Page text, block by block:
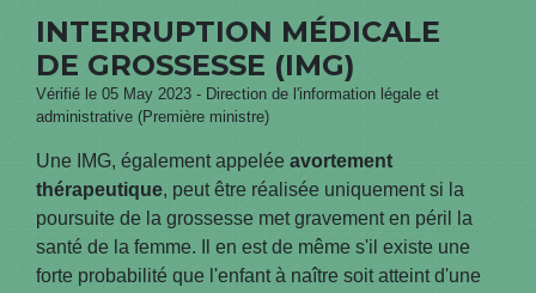
INTERRUPTION MÉDICALE
DE GROSSESSE (IMG)
Vérifié le 05 May 2023 - Direction de l'information légale et
administrative (Première ministre)
Une IMG, également appelée avortement
thérapeutique, peut être réalisée uniquement si la
poursuite de la grossesse met gravement en péril la
santé de la femme. Il en est de même s'il existe une
forte probabilité que l'enfant à naître soit atteint d'une